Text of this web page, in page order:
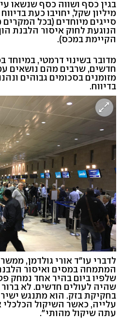
מיליון שקל, יחויבו כעת
סייגים מיוחדים (בכל המקרים
הנוגעת לחוק איסור הלבנת
הקיימת במכס).
מדובר בשינוי דרמטי, במיוחד
חדשים, שרבים מהם נושאים
מזומנים בסכומים גבוהים
בדיווח.
לדברי עו"ד אורי גולדמן,
המתמחה במסים ואיסור
שלפיו ביום בהיר אחד נמחק
שהיה לעולים חדשים. לא
בחקיקת בזק. הוא מתנגש
עלייה, כאשר השיקול
עתה שיקול מהותי".